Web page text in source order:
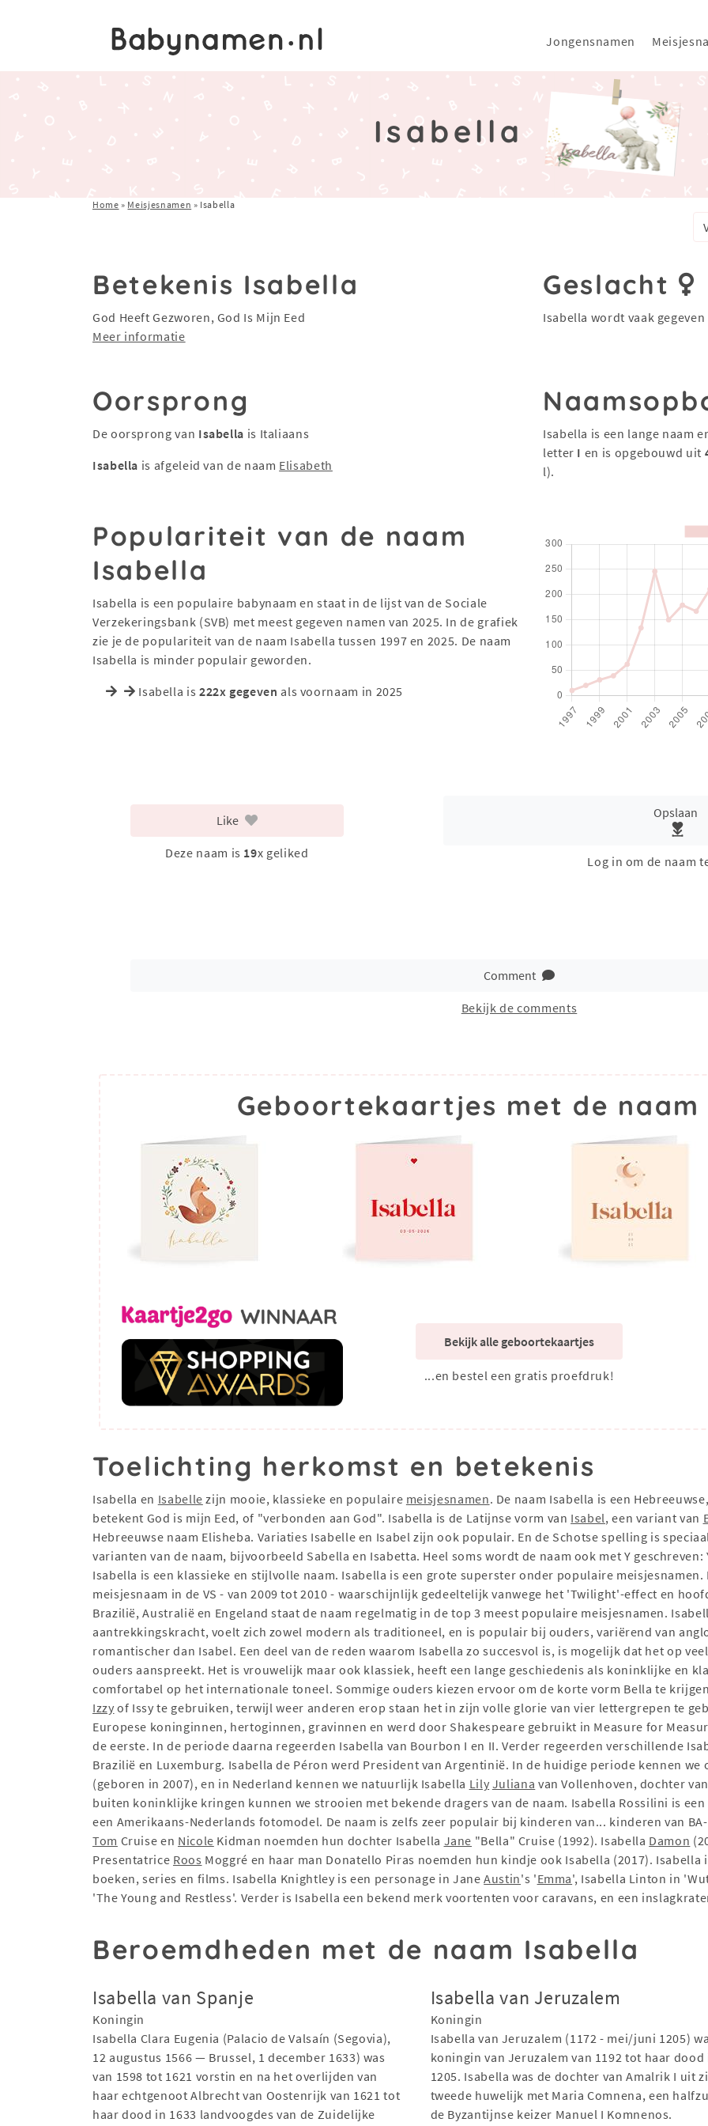
Jongensnamen
Isabella
Home » Meisjesnamen » Isabella
Betekenis Isabella
God Heeft Gezworen, God Is Mijn Eed
Meer informatie
Geslacht
Isabella wordt vaak gegeven
Oorsprong
De oorsprong van Isabella is Italiaans
Isabella is afgeleid van de naam Elisabeth
Isabella is een lange naam
letter I en is opgebouwd uit
l).
Populariteit van de naam
Isabella
Isabella is een populaire babynaam en staat in de lijst van de Sociale
Verzekeringsbank (SVB) met meest gegeven namen van 2025. In de grafiek
zie je de populariteit van de naam Isabella tussen 1997 en 2025. De naam
Isabella is minder populair geworden.
Isabella is 222x gegeven als voornaam in 2025
Like
Deze naam is 19x geliked
Opslaan
Log in om de naam
Comment
Bekijk de comments
Geboortekaartjes met de naam
Bekijk alle geboortekaartjes
...en bestel een gratis proefdruk!
Toelichting herkomst en betekenis
Isabella en Isabelle zijn mooie, klassieke en populaire meisjesnamen. De naam Isabella is een
betekent God is mijn Eed, of "verbonden aan God". Isabella is de Latijnse vorm van Isabel, een variant van
Hebreeuwse naam Elisheba. Variaties Isabelle en Isabel zijn ook populair. En de Schotse spelling is
varianten van de naam, bijvoorbeeld Sabella en Isabetta. Heel soms wordt de naam ook met Y geschreven:
Isabella is een klassieke en stijlvolle naam. Isabella is een grote superster onder populaire
meisjesnaam in de VS - van 2009 tot 2010 - waarschijnlijk gedeeltelijk vanwege het 'Twilight'-effect en
Brazilië, Australië en Engeland staat de naam regelmatig in de top 3 meest populaire meisjesnamen.
aantrekkingskracht, voelt zich zowel modern als traditioneel, en is populair bij ouders, variërend van
romantischer dan Isabel. Een deel van de reden waarom Isabella zo succesvol is, is mogelijk dat het op
ouders aanspreekt. Het is vrouwelijk maar ook klassiek, heeft een lange geschiedenis als koninklijke en
comfortabel op het internationale toneel. Sommige ouders kiezen ervoor om de korte vorm Bella te
Izzy of Issy te gebruiken, terwijl weer anderen erop staan ​​het in zijn volle glorie van vier lettergrepen te
Europese koninginnen, hertoginnen, gravinnen en werd door Shakespeare gebruikt in Measure for
de eerste. In de periode daarna regeerden Isabella van Bourbon I en II. Verder regeerden verschillende
Brazilië en Luxemburg. Isabella de Péron werd President van Argentinië. In de huidige periode kennen
(geboren in 2007), en in Nederland kennen we natuurlijk Isabella Lily Juliana van Vollenhoven, dochter
buiten koninklijke kringen kunnen we strooien met bekende dragers van de naam. Isabella Rossilini is
een Amerikaans-Nederlands fotomodel. De naam is zelfs zeer populair bij kinderen van... kinderen van
Tom Cruise en Nicole Kidman noemden hun dochter Isabella Jane "Bella" Cruise (1992). Isabella Damon
Presentatrice Roos Moggré en haar man Donatello Piras noemden hun kindje ook Isabella (2017).
boeken, series en films. Isabella Knightley is een personage in JaneAustin's 'Emma', Isabella Linton in
'The Young and Restless'. Verder is Isabella een bekend merk voortenten voor caravans, en een
Beroemdheden met de naam Isabella
Isabella van Spanje
Koningin
Isabella Clara Eugenia (Palacio de Valsaín (Segovia),
12 augustus 1566 — Brussel, 1 december 1633) was
van 1598 tot 1621 vorstin en na het overlijden van
haar echtgenoot Albrecht van Oostenrijk van 1621 tot
haar dood in 1633 landvoogdes van de Zuidelijke
Isabella van Jeruzalem
Koningin
Isabella van Jeruzalem (1172 - mei/juni 1205)
koningin van Jeruzalem van 1192 tot haar dood
1205. Isabella was de dochter van Amalrik I uit
tweede huwelijk met Maria Comnena, een
de Byzantijnse keizer Manuel I Komnenos.